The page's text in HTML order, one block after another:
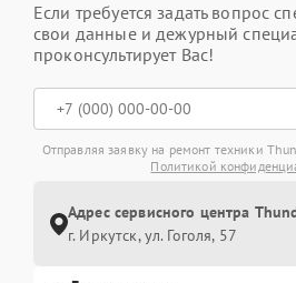
Если требуется задать вопрос
свои данные и дежурный
проконсультирует Вас!
Отправляя заявку на ремонт техники
Политикой
Адрес сервисного центра
г. Иркутск, ул. ​Гоголя, 57